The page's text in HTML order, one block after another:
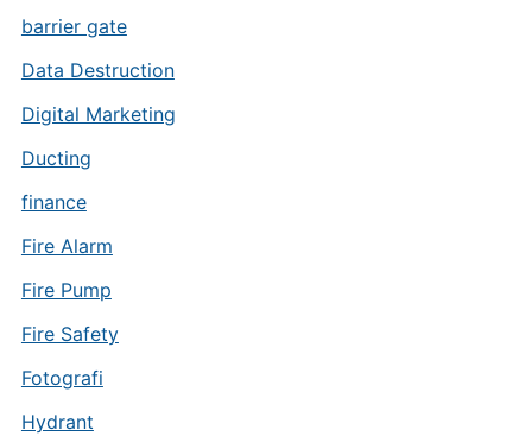
barrier gate
Data Destruction
Digital Marketing
Ducting
finance
Fire Alarm
Fire Pump
Fire Safety
Fotografi
Hydrant